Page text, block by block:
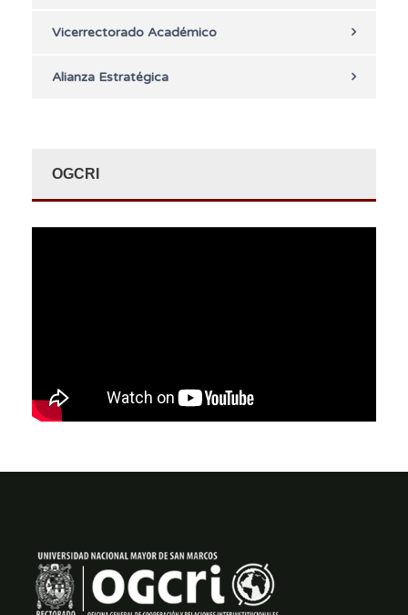
Vicerrectorado Académico
Alianza Estratégica
OGCRI